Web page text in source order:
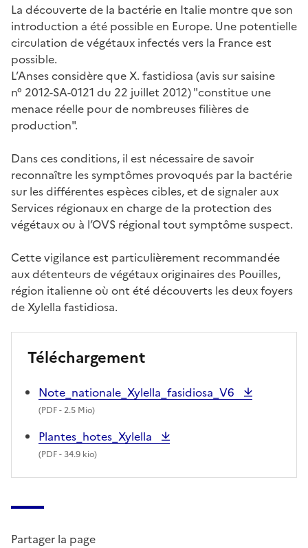
La découverte de la bactérie en Italie montre que son
introduction a été possible en Europe. Une potentielle
circulation de végétaux infectés vers la France est
possible.
L’Anses considère que X. fastidiosa (avis sur saisine
n° 2012-SA-0121 du 22 juillet 2012) "constitue une
menace réelle pour de nombreuses filières de
production".
Dans ces conditions, il est nécessaire de savoir
reconnaître les symptômes provoqués par la bactérie
sur les différentes espèces cibles, et de signaler aux
Services régionaux en charge de la protection des
végétaux ou à l’OVS régional tout symptôme suspect.
Cette vigilance est particulièrement recommandée
aux détenteurs de végétaux originaires des Pouilles,
région italienne où ont été découverts les deux foyers
de Xylella fastidiosa.
Téléchargement
Note_nationale_Xylella_fasidiosa_V6
(PDF- 2.5 Mio)
Plantes_hotes_Xylella
(PDF- 34.9 kio)
Partager la page